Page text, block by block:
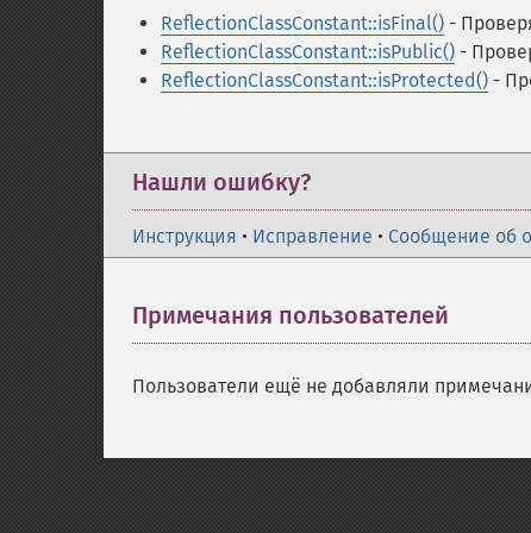
ReflectionClassConstant::isFinal() -
ReflectionClassConstant::isPublic() -
ReflectionClassConstant::isProtected() -
Нашли ошибку?
Инструкция • Исправление • Сообщение об
Примечания пользователей
Пользователи ещё не добавляли